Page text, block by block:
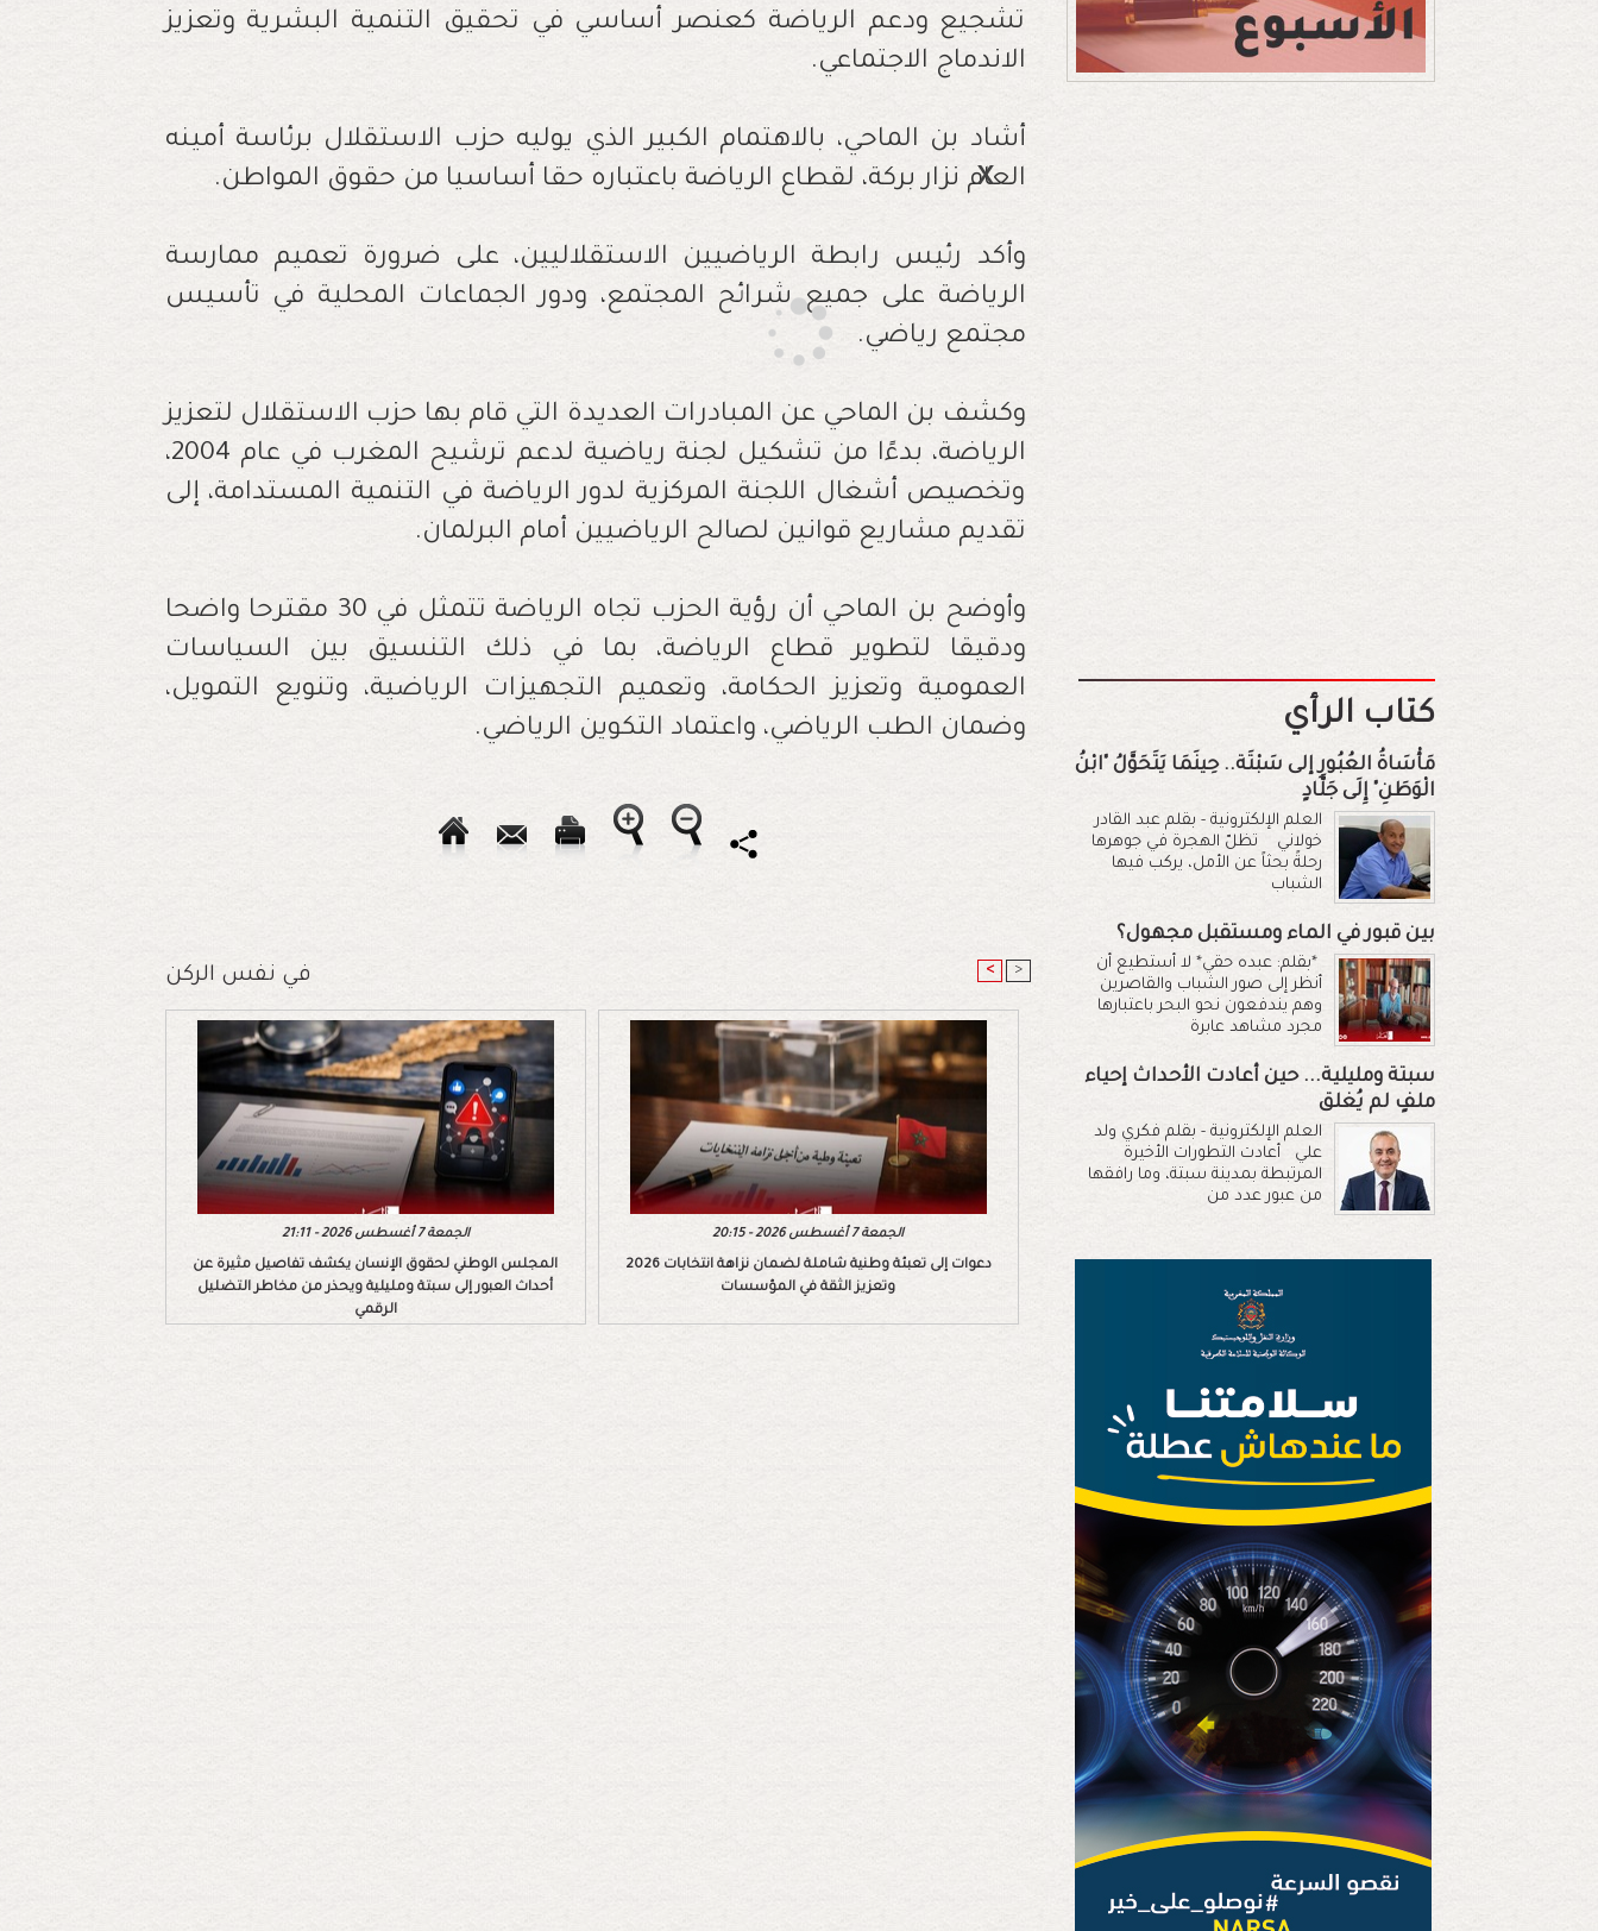
تشجيع ودعم الرياضة كعنصر أساسي في تحقيق التنمية البشرية وتعزيز
الاندماج الاجتماعي.
أشاد بن الماحي، بالاهتمام الكبير الذي يوليه حزب الاستقلال برئاسة أمينه
العام نزار بركة، لقطاع الرياضة باعتباره حقا أساسيا من حقوق المواطن.
وأكد رئيس رابطة الرياضيين الاستقلاليين، على ضرورة تعميم ممارسة
الرياضة على جميع شرائح المجتمع، ودور الجماعات المحلية في تأسيس
مجتمع رياضي.
وكشف بن الماحي عن المبادرات العديدة التي قام بها حزب الاستقلال لتعزيز
الرياضة، بدءًا من تشكيل لجنة رياضية لدعم ترشيح المغرب في عام 2004،
وتخصيص أشغال اللجنة المركزية لدور الرياضة في التنمية المستدامة، إلى
تقديم مشاريع قوانين لصالح الرياضيين أمام البرلمان.
وأوضح بن الماحي أن رؤية الحزب تجاه الرياضة تتمثل في 30 مقترحا واضحا
ودقيقا لتطوير قطاع الرياضة، بما في ذلك التنسيق بين السياسات
العمومية وتعزيز الحكامة، وتعميم التجهيزات الرياضية، وتنويع التمويل،
وضمان الطب الرياضي، واعتماد التكوين الرياضي.
في نفس الركن < >
الجمعة 7 أغسطس 2026 - 21:11
المجلس الوطني لحقوق الإنسان يكشف تفاصيل مثيرة عن
أحداث العبور إلى سبتة ومليلية ويحذر من مخاطر التضليل
الرقمي
الجمعة 7 أغسطس 2026 - 20:15
دعوات إلى تعبئة وطنية شاملة لضمان نزاهة انتخابات 2026
وتعزيز الثقة في المؤسسات
كتاب الرأي
مَأْسَاةُ العُبُورِ إلى سَبْتَة.. حِينَمَا يَتَحَوَّلُ "ابْنُ
الْوَطَنِ" إِلَى جَلَّادٍ
العلم الإلكترونية - بقلم عبد القادر
خولاني تظلّ الهجرة في جوهرها
رحلةً بحثاً عن الأمل، يركب فيها
الشباب
بين قبور في الماء ومستقبل مجهول؟
*بقلم: عبده حقي* لا أستطيع أن
أنظر إلى صور الشباب والقاصرين
وهم يندفعون نحو البحر باعتبارها
مجرد مشاهد عابرة
سبتة ومليلية... حين أعادت الأحداث إحياء
ملفٍ لم يُغلق
العلم الإلكترونية - بقلم فكري ولد
علي أعادت التطورات الأخيرة
المرتبطة بمدينة سبتة، وما رافقها
من عبور عدد من